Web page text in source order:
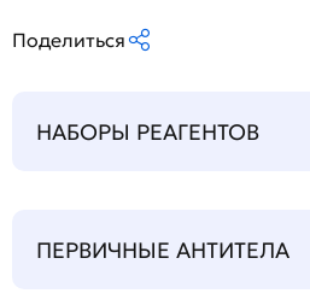
Поделиться
НАБОРЫ РЕАГЕНТОВ
ПЕРВИЧНЫЕ АНТИТЕЛА